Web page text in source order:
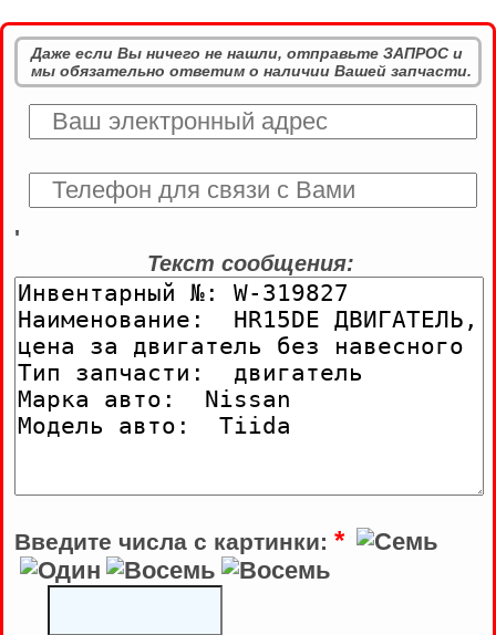
Даже если Вы ничего не нашли, отправьте ЗАПРОС и
мы обязательно ответим о наличии Вашей запчасти.
'
Текст сообщения:
Введите числа с картинки: *